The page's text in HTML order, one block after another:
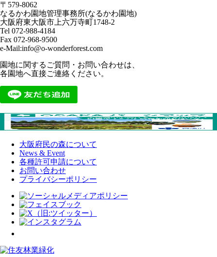
〒579-8062
なるかわ園地管理事務所(なるかわ園地)
大阪府東大阪市上六万寺町1748-2
Tel 072-988-4184
Fax 072-968-9500
e-Mail:info@o-wonderforest.com
園地に関するご質問・お問い合わせは、
各園地へ直接ご連絡ください。
大阪府民の森について
News & Event
各種許可申請について
お問い合わせ
プライバシーポリシー